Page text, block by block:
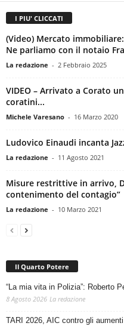
I PIU' CLICCATI
(Video) Mercato
Ne parliamo con il notaio
La redazione - 2 Febbraio 2025
VIDEO – Arrivato a Corato
coratini...
Michele Varesano - 16 Marzo 2020
Ludovico Einaudi incanta
La redazione - 11 Agosto 2021
Misure restrittive in arrivo,
contenimento del contagio”
La redazione - 10 Marzo 2021
Il Quarto Potere
“La mia vita in Polizia”: Roberto
8 Agosto 2026 La redazione
TARI 2026, AIC contro gli